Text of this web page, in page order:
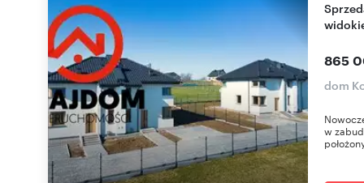
Sprzedam nowoczesny dom 130m² w Kozy z
865
dom
w